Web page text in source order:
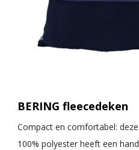
BERING fleecedeken
Compact en comfortabel:
100% polyester heeft een